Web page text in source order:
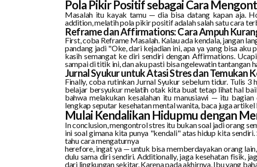
Pola Pikir Positif sebagai Cara
Masalah itu kayak tamu — dia bisa datang kapan aja.
addition, melatih pola pikir positif adalah salah satu cara
Reframe dan Affirmations: Cara Ampuh
First, coba Reframe Masalah. Kalau ada kendala, jangan
pandang jadi "Oke, dari kejadian ini, apa ya yang bisa aku
kasih semangat ke diri sendiri dengan Affirmations.
sampai di titik ini, dan aku pasti bisa ngelewatin tantangan
Jurnal Syukur untuk Atasi Stres dan Temukan
Finally, coba rutinkan Jurnal Syukur sebelum tidur. Tulis
belajar bersyukur melatih otak kita buat tetap lihat hal
bahwa melakukan kesalahan itu manusiawi — itu
lengkap seputar kesehatan mental wanita, baca jugaartikel
Mulai Kendalikan Hidupmu dengan
In conclusion, mengontrol stres itu bukan soal jadi orang
ini soal gimana kita punya "kendali" atas hidup kita
tahu cara mengaturnya
herefore, ingat ya — untuk bisa memberdayakan orang
dulu sama diri sendiri. Additionally, jaga kesehatan fisik,
dari lingkungan sekitar. Karena pada akhirnya, Ibu yang